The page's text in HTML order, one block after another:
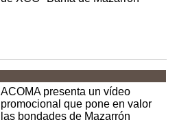
ACOMA presenta un vídeo
promocional que pone en valor
las bondades de Mazarrón